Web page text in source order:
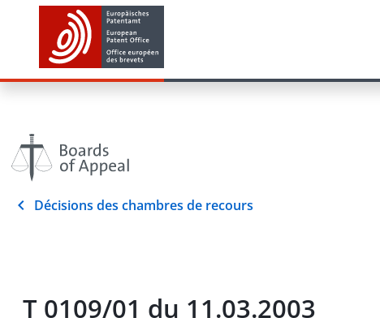
Décisions des chambres de recours
T 0109/01 du 11.03.2003